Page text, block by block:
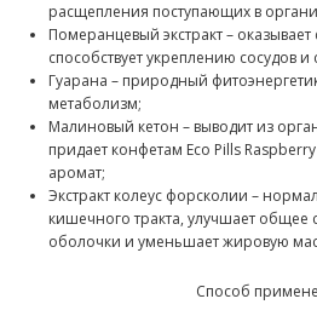
расщепления поступающих в
Померанцевый экстракт –
способствует укреплению сосудов
Гуарана – природный
метаболизм;
Малиновый кетон – выводит из
придает конфетам Eco Pills
аромат;
Экстракт колеус форсколии –
кишечного тракта, улучшает общее
оболочки и уменьшает жировую
Способ